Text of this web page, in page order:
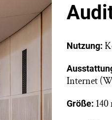
Nutzung:
Internet
Größe: 140